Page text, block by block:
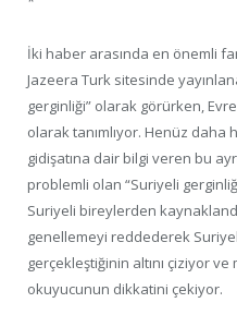
İki haber arasında en önemli
Jazeera Turk sitesinde
gerginliği” olarak görürken,
olarak tanımlıyor. Henüz daha
gidişatına dair bilgi veren bu
problemli olan “Suriyeli
Suriyeli bireylerden
genellemeyi reddederek
gerçekleştiğinin altını çiziyor
okuyucunun dikkatini çekiyor.